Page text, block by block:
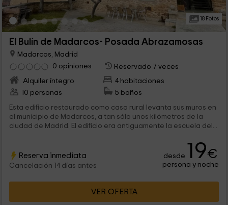
18 Fotos
El Bulín de Madarcos- Posada Abrazamosas
Madarcos, Madrid
0 opiniones
Reservado 7 veces
Alquiler íntegro
4 habitaciones
10 personas
5 baños
Esta edificio restaurado como casa rural levanta sus muros en
el municipio de Madarcos, a tan sólo unos kilómetros de la
ciudad de Madrid. El edificio era antiguamente la escuela del...
Reserva inmediata
Cancelación 14 días antes
desde 19€
persona y noche
VER OFERTA